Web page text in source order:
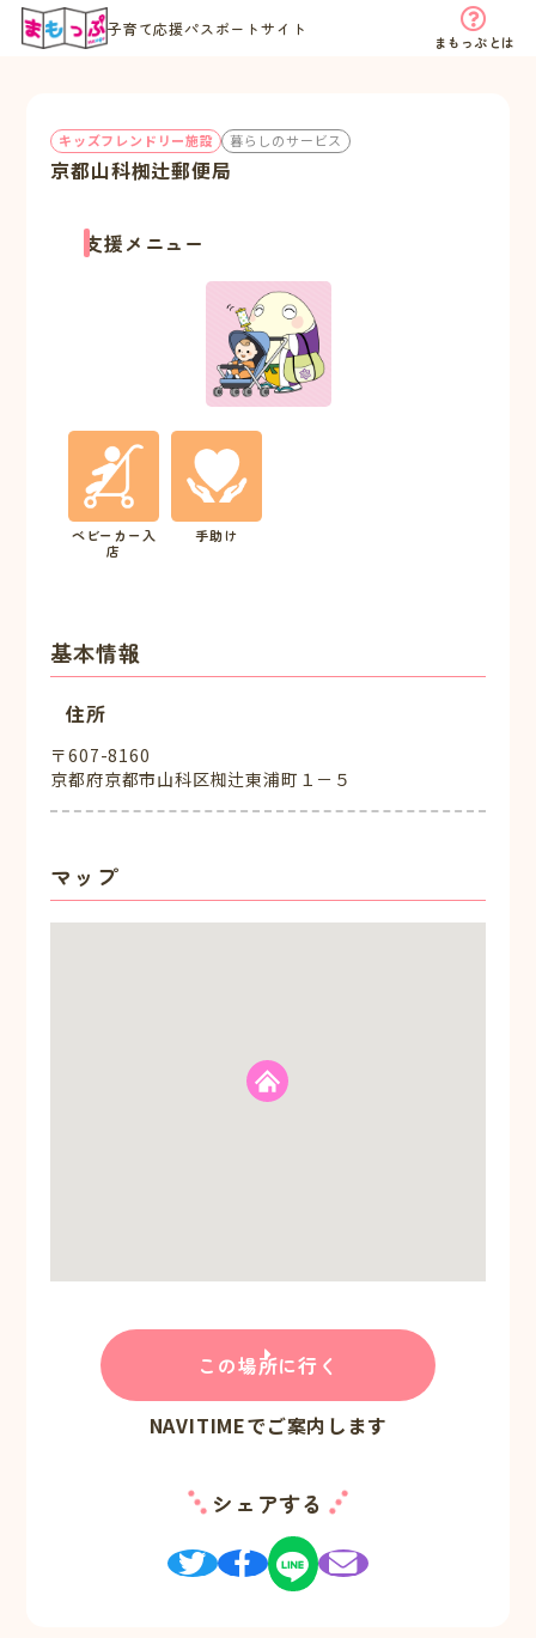
子育て応援パスポートサイト
まもっぷとは
キッズフレンドリー施設 暮らしのサービス
京都山科椥辻郵便局
支援メニュー
ベビーカー入
店
手助け
基本情報
住所
〒607-8160
京都府京都市山科区椥辻東浦町１－５
マップ
この場所に行く
NAVITIMEでご案内します
シェアする